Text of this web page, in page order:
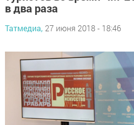
в два раза
Татмедиа, 27 июня 2018 - 18:46